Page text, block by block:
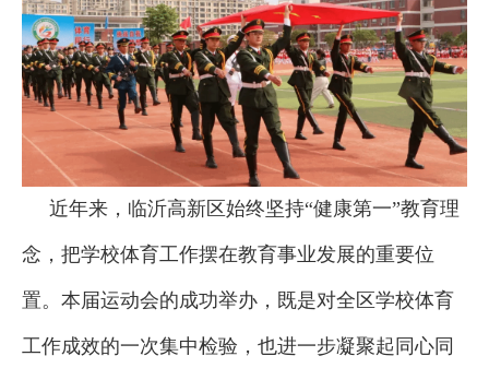
近年来，临沂高新区始终坚持“健康第一”教育理
念，把学校体育工作摆在教育事业发展的重要位
置。本届运动会的成功举办，既是对全区学校体育
工作成效的一次集中检验，也进一步凝聚起同心同